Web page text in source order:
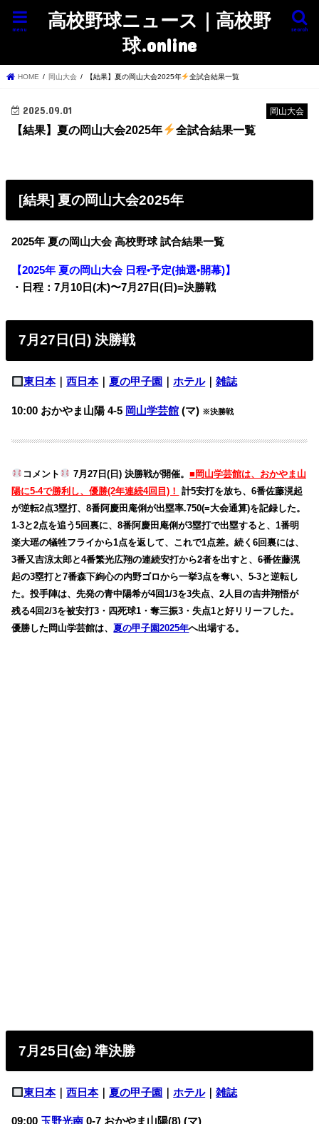
高校野球ニュース｜高校野
球.online
search
menu
HOME 岡山大会 【結果】夏の岡山大会2025年 全試合結果一覧
岡山大会
2025.09.01
【結果】夏の岡山大会2025年 全試合結果一覧
[結果] 夏の岡山大会2025年
2025年 夏の岡山大会 高校野球 試合結果一覧
【2025年 夏の岡山大会 日程•予定(抽選•開幕)】
・日程：7月10日(木)〜7月27日(日)=決勝戦
7月27日(日) 決勝戦
東日本｜西日本｜夏の甲子園 ｜ホテル｜雑誌
10:00 おかやま山陽 4-5 岡山学芸館 (マ) ※決勝戦
コメント 7月27日(日) 決勝戦が開催。 ■岡山学芸館は、おかやま山
陽に5-4で勝利し、優勝(2年連続4回目)！ 計5安打を放ち、6番佐藤滉起
が逆転2点3塁打、8番阿慶田庵俐が出塁率.750(=大会通算)を記録した。
1-3と2点を追う5回裏に、8番阿慶田庵俐が3塁打で出塁すると、1番明
楽大瑶の犠牲フライから1点を返して、これで1点差。続く6回裏には、
3番又吉涼太郎と4番繁光広翔の連続安打から2者を出すと、6番佐藤滉
起の3塁打と7番森下絢心の内野ゴロから一挙3点を奪い、5-3と逆転し
た。投手陣は、先発の青中陽希が4回1/3を3失点、2人目の吉井翔悟が
残る4回2/3を被安打3・四死球1・奪三振3・失点1と好リリーフした。
優勝した岡山学芸館は、夏の甲子園2025年へ出場する。
7月25日(金) 準決勝
東日本｜西日本｜夏の甲子園 ｜ホテル｜雑誌
09:00玉野光南 0-7 おかやま山陽(8) (マ)